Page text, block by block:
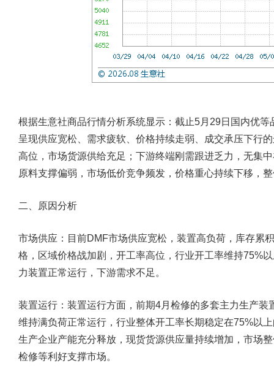
根据生意社商品行情分析系统显示：截止5月29日国内优
呈现供应宽松、需求疲软、价格持续走弱、成交承压下行
高位，市场货源供给充足；下游终端刚需跟进乏力，无集
原料支撑偏弱，市场低价竞争频发，价格重心持续下移，
二、原因分析
市场供应：‌ 目前DMF市场供应宽松，装置高负荷，库存累
格，区域价格战加剧，开工率高位，行业开工率维持75%
力装置正常运行，下游需求不足。
装置运行： 装置运行方面，前期4月检修的多套主力生产
维持满负荷正常运行，行业整体开工率长期稳定在75%以
生产企业产能充分释放，现货货源供应量持续增加，市场
检修等利好支撑市场。